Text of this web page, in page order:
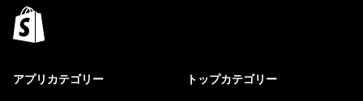
アプリカテゴリー トップカテゴリー